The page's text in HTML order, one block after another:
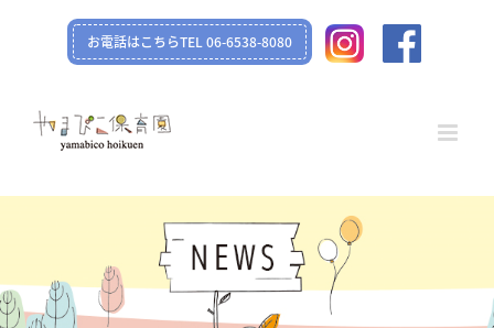
お電話はこちらTEL 06-6538-8080